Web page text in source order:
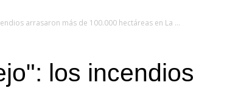
"Verano complejo": los incendios arrasaron más de 100.000 hectáreas en La Pampa
los incendios